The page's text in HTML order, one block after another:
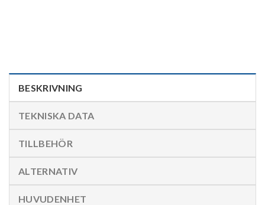
BESKRIVNING
TEKNISKA DATA
TILLBEHÖR
ALTERNATIV
HUVUDENHET